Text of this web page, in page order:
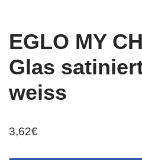
EGLO MY
Glas
weiss
3,62€